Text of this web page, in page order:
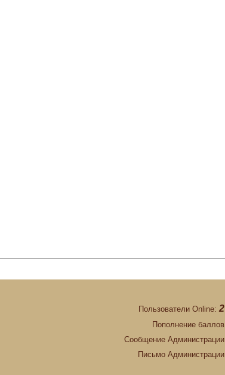
Пользователи Online:2
Пополнение баллов
Сообщение Администрации
Письмо Администрации